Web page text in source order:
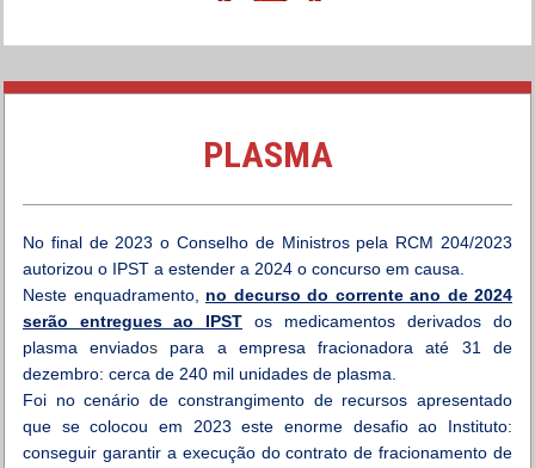
PLASMA
No final de 2023 o Conselho de Ministros pela RCM 204/2023
autorizou o IPST a estender a 2024 o concurso em causa.
Neste enquadramento, no decurso do corrente ano de 2024
serão entregues ao IPST os medicamentos derivados do
plasma enviados para a empresa fracionadora até 31 de
dezembro: cerca de 240 mil unidades de plasma.
Foi no cenário de constrangimento de recursos apresentado
que se colocou em 2023 este enorme desafio ao Instituto:
conseguir garantir a execução do contrato de fracionamento de